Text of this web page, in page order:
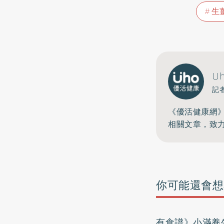
生
記
《優活健康
相關文章，致
你可能還會